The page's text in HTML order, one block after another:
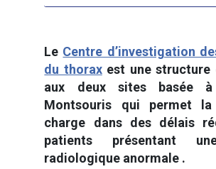
Le Centre d’investigation
du thoraxest une structure
aux deux sites basée à
Montsouris qui permet
charge dans des délais
patients présentant
radiologique anormale .